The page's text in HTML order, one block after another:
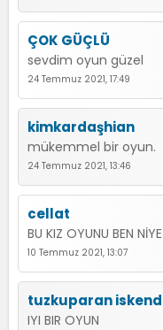
ÇOK GÜÇLÜ
sevdim oyun güzel
24 Temmuz 2021, 17:49
kimkardaşhian
mükemmel bir oyun.
24 Temmuz 2021, 13:46
cellat
BU KIZ OYUNU BEN
10 Temmuz 2021, 13:07
tuzkuparan
IYI BIR OYUN